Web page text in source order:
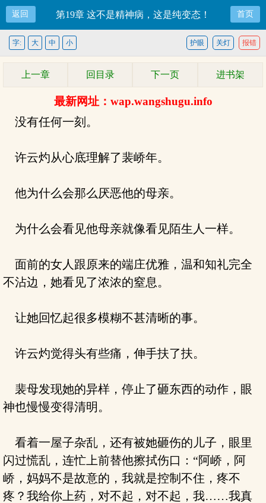
返回 第19章 这不是精神病，这是纯变态！ 首页
报错
关灯
护眼
字: 大 中 小
上一章 回目录 下一页 进书架
最新网址：wap.wangshugu.info
没有任何一刻。
许云灼从心底理解了裴峤年。
他为什么会那么厌恶他的母亲。
为什么会看见他母亲就像看见陌生人一样。
面前的女人跟原来的端庄优雅，温和知礼完全
不沾边，她看见了浓浓的窒息。
让她回忆起很多模糊不甚清晰的事。
许云灼觉得头有些痛，伸手扶了扶。
裴母发现她的异样，停止了砸东西的动作，眼
神也慢慢变得清明。
看着一屋子杂乱，还有被她砸伤的儿子，眼里
闪过慌乱，连忙上前替他擦拭伤口：“阿峤，阿
峤，妈妈不是故意的，我就是控制不住，疼不
疼？我给你上药，对不起，对不起，我……我真